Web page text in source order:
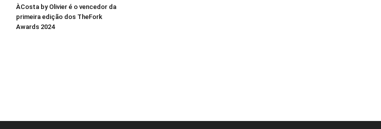
ÀCosta by Olivier é o vencedor da
primeira edição dos TheFork
Awards 2024